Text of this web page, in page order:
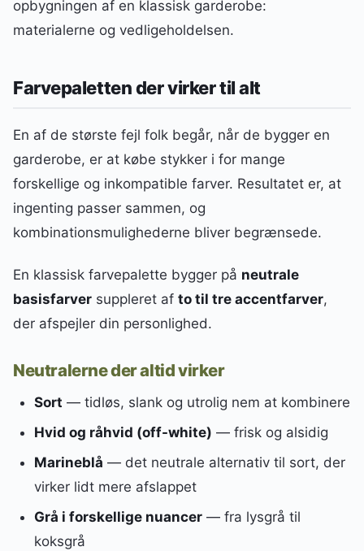
opbygningen af en klassisk garderobe:
materialerne og vedligeholdelsen.
Farvepaletten der virker til alt
En af de største fejl folk begår, når de bygger en
garderobe, er at købe stykker i for mange
forskellige og inkompatible farver. Resultatet er, at
ingenting passer sammen, og
kombinationsmulighederne bliver begrænsede.
En klassisk farvepalette bygger på neutrale
basisfarver suppleret af to til tre accentfarver,
der afspejler din personlighed.
Neutralerne der altid virker
Sort — tidløs, slank og utrolig nem at kombinere
Hvid og råhvid (off-white) — frisk og alsidig
Marineblå — det neutrale alternativ til sort, der
virker lidt mere afslappet
Grå i forskellige nuancer— fra lysgrå til
koksgrå